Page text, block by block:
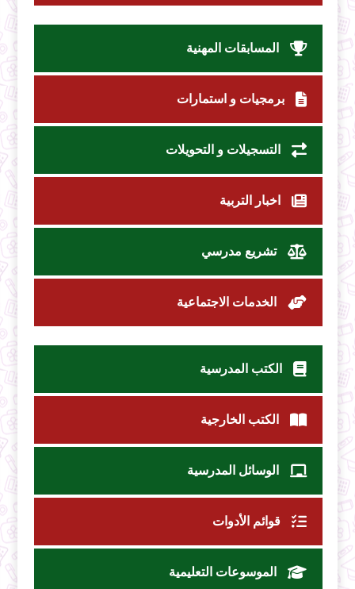
المسابقات المهنية
برمجيات و استمارات
التسجيلات و التحويلات
اخبار التربية
تشريع مدرسي
الخدمات الاجتماعية
الكتب المدرسية
الكتب الخارجية
الوسائل المدرسية
قوائم الأدوات
الموسوعات التعليمية